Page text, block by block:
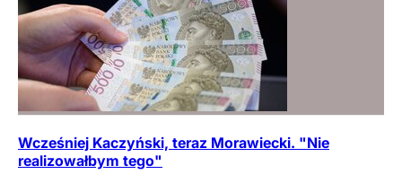
Wcześniej Kaczyński, teraz Morawiecki. "Nie
realizowałbym tego"